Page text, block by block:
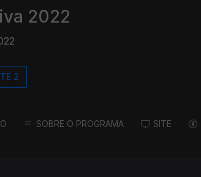
2022
2
SOBRE O PROGRAMA SITE